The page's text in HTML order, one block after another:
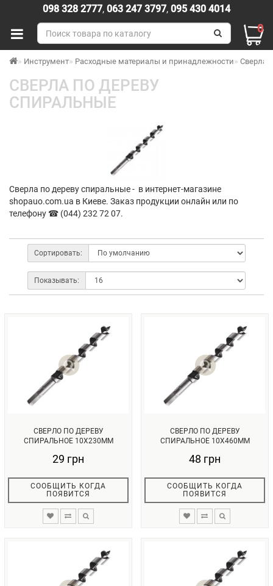
098 328 2777, 063 247 3797, 095 430 4014
0
Инструмент Расходные материалы и принадлежности Сверла
СВЕРЛА ПО ДЕРЕВУ
СПИРАЛЬНЫЕ
Сверла по дереву спиральные - в интернет-магазине
shopauo.com.ua в Киеве. Заказ продукции онлайн или по
телефону ☎ (044) 232 72 07.
Сортировать:
Показывать:
СВЕРЛО ПО ДЕРЕВУ
СПИРАЛЬНОЕ 10X230ММ
29 грн
СООБЩИТЬ КОГДА
ПОЯВИТСЯ
СВЕРЛО ПО ДЕРЕВУ
СПИРАЛЬНОЕ 10X460ММ
48 грн
СООБЩИТЬ КОГДА
ПОЯВИТСЯ